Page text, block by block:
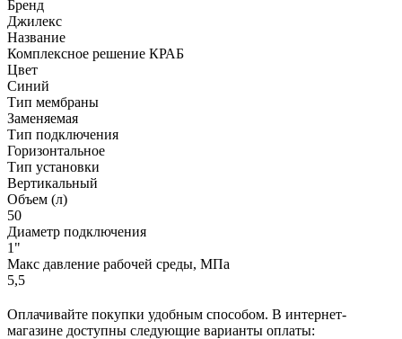
Бренд
Джилекс
Название
Комплексное решение КРАБ
Цвет
Синий
Тип мембраны
Заменяемая
Тип подключения
Горизонтальное
Тип установки
Вертикальный
Объем (л)
50
Диаметр подключения
1"
Макс давление рабочей среды, МПа
5,5
Оплачивайте покупки удобным способом. В интернет-
магазине доступны следующие варианты оплаты: